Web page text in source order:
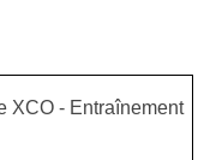
XCO - Entraînement